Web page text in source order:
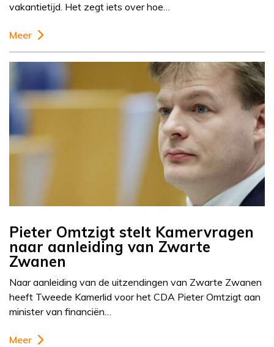
vakantietijd. Het zegt iets over hoe…
Meer
Pieter Omtzigt stelt Kamervragen
naar aanleiding van Zwarte
Zwanen
Naar aanleiding van de uitzendingen van Zwarte Zwanen
heeft Tweede Kamerlid voor het CDA Pieter Omtzigt aan
minister van financiën…
Meer